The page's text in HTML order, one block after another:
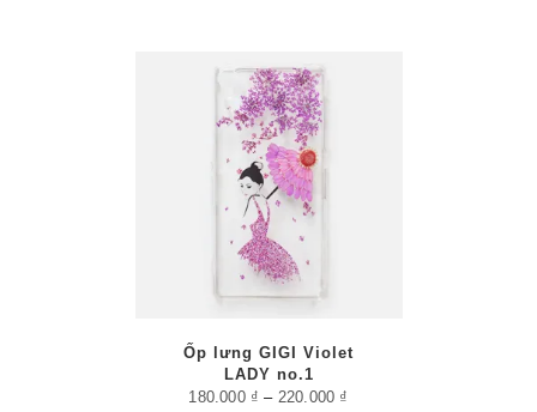
Ốp lưng GIGI Violet
LADY no.1
180.000 ₫ – 220.000 ₫